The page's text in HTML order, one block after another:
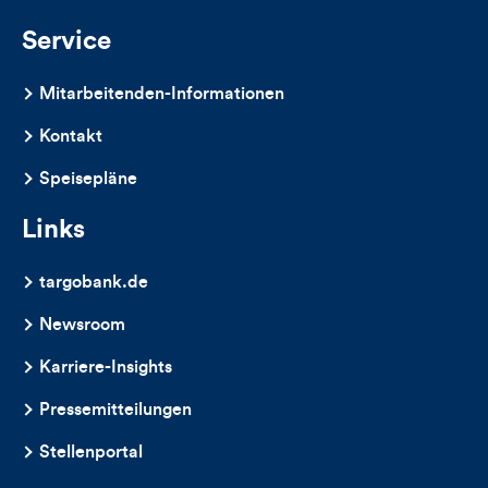
Kommentare
dieses
Artikels
Service
Mitarbeitenden-Informationen
Kontakt
Speisepläne
Links
targobank.de
Newsroom
Karriere-Insights
Pressemitteilungen
Stellenportal